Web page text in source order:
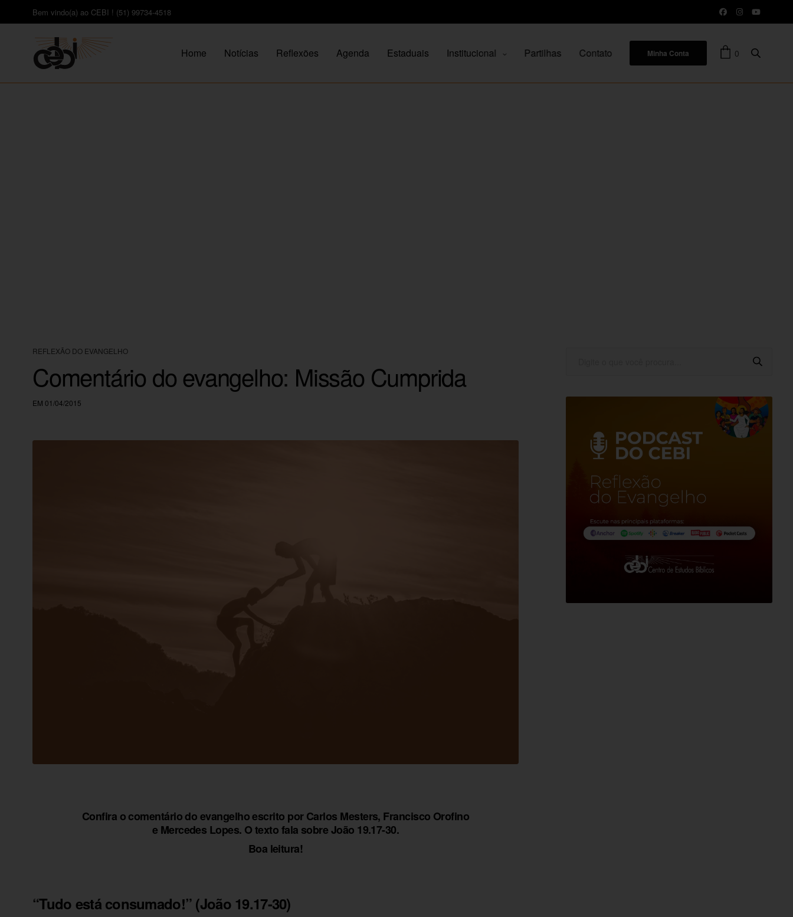
Bem vindo(a) ao CEBI ! (51) 99734-4518
Home Notícias Reflexões Agenda Estaduais Institucional Partilhas Contato Minha Conta 0
REFLEXÃO DO EVANGELHO
Comentário do evangelho: Missão Cumprida
EM 01/04/2015
Confira o comentário do evangelho escrito por Carlos Mesters, Francisco Orofino
e Mercedes Lopes. O texto fala sobre João 19.17-30.
Boa leitura!
“Tudo está consumado!” (João 19.17-30)